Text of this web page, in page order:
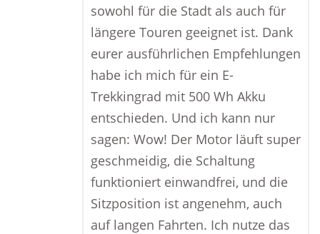
sowohl für die Stadt als auch für
längere Touren geeignet ist. Dank
eurer ausführlichen Empfehlungen
habe ich mich für ein E-
Trekkingrad mit 500 Wh Akku
entschieden. Und ich kann nur
sagen: Wow! Der Motor läuft super
geschmeidig, die Schaltung
funktioniert einwandfrei, und die
Sitzposition ist angenehm, auch
auf langen Fahrten. Ich nutze das